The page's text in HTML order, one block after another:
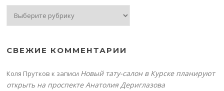
СВЕЖИЕ КОММЕНТАРИИ
Коля Прутков к записи Новый тату-салон в Курске планируют
открыть на проспекте Анатолия Дериглазова